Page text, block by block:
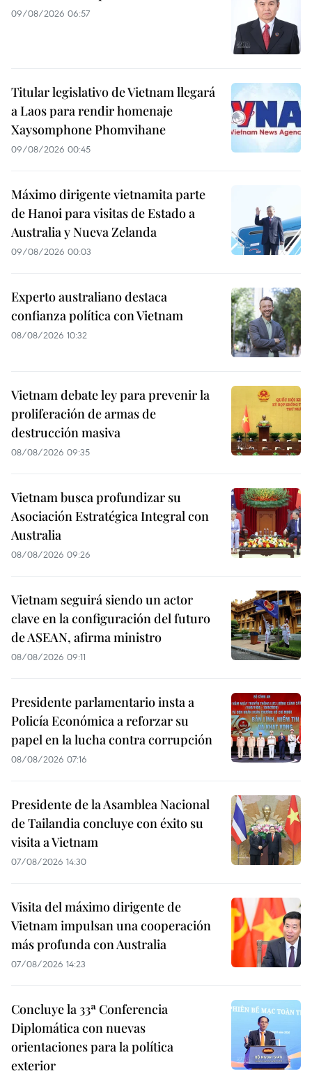
09/08/2026 06:57
Titular legislativo de Vietnam llegará
a Laos para rendir homenaje
Xaysomphone Phomvihane
09/08/2026 00:45
Máximo dirigente vietnamita parte
de Hanoi para visitas de Estado a
Australia y Nueva Zelanda
09/08/2026 00:03
Experto australiano destaca
confianza política con Vietnam
08/08/2026 10:32
Vietnam debate ley para prevenir la
proliferación de armas de
destrucción masiva
08/08/2026 09:35
Vietnam busca profundizar su
Asociación Estratégica Integral con
Australia
08/08/2026 09:26
Vietnam seguirá siendo un actor
clave en la configuración del futuro
de ASEAN, afirma ministro
08/08/2026 09:11
Presidente parlamentario insta a
Policía Económica a reforzar su
papel en la lucha contra corrupción
08/08/2026 07:16
Presidente de la Asamblea Nacional
de Tailandia concluye con éxito su
visita a Vietnam
07/08/2026 14:30
Visita del máximo dirigente de
Vietnam impulsan una cooperación
más profunda con Australia
07/08/2026 14:23
Concluye la 33ª Conferencia
Diplomática con nuevas
orientaciones para la política
exterior